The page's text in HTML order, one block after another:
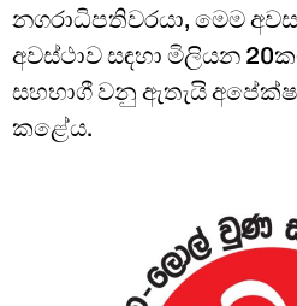
නගරාධිපතිවරයා, මෙම
අවස්ථාව සඳහා මිලියන
සහභාගී වනු ඇතැයි
කළේය.